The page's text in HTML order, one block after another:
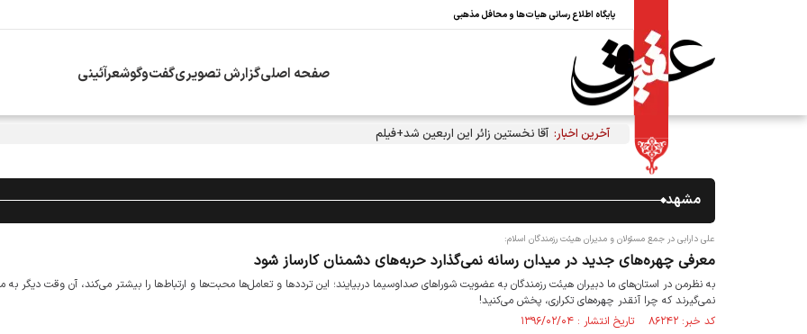
پایگاه اطلاع رسانی هیات‌ها و محافل مذهبی
صفحه اصلیگزارش تصویریگفت‌وگوشعرآئینی
آخرین اخبار: آقا نخستین زائر این اربعین شد+فیلم
مشهد
علی دارابی در جمع مسئولان و مدیران هیئت رزمندگان اسلام:
معرفی چهره‌های جدید در میدان رسانه نمی‌گذارد حربه‌های دشمنان کارساز شود
به نظرمن در استان‌های ما دبیران هیئت رزمندگان به عضویت شوراهای صداوسیما دربیایند؛ این ترددها و تعامل‌ها محبت‌ها و ارتباط‌ها را بیشتر می‌کند، آن وقت دیگر به
نمی‌گیرند که چرا آنقدر چهره‌های تکراری، پخش می‌کنید!
کد خبر: ۸۶۲۴۲ تاریخ انتشار : ۱۳۹۶/۰۲/۰۴